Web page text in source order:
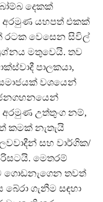
දෙකක්
අරමුණ යහපත් එකක්
රටක වෙසෙන සිවිල්
මතුවෙයි. තව
පාලකයා,
වශයෙන්
ජනගහනයෙන්
උත්තුංග නම්,
කමක් නැතැයි
සහ වාර්ගික/
මෙතරම්
තවත්
ගැනීම සඳහා